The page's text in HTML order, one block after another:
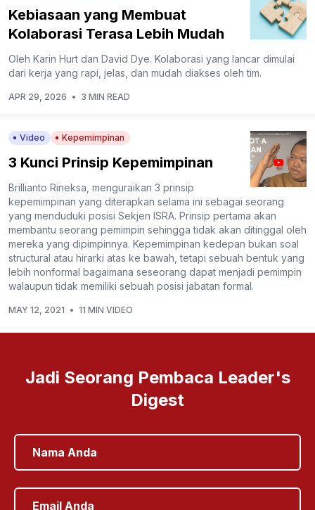
Kebiasaan yang Membuat
Kolaborasi Terasa Lebih Mudah
Oleh Karin Hurt dan David Dye. Kolaborasi yang lancar dimulai
dari kerja yang rapi, jelas, dan mudah diakses oleh tim.
APR 29, 2026 • 3 MIN READ
Video Kepemimpinan
3 Kunci Prinsip Kepemimpinan
Brillianto Rineksa, menguraikan 3 prinsip
kepemimpinan yang diterapkan selama ini sebagai seorang
yang menduduki posisi Sekjen ISRA. Prinsip pertama akan
membantu seorang pemimpin sehingga tidak akan ditinggal oleh
mereka yang dipimpinnya. Kepemimpinan kedepan bukan soal
structural atau hirarki atas ke bawah, tetapi sebuah bentuk yang
lebih nonformal bagaimana seseorang dapat menjadi pemimpin
walaupun tidak memiliki sebuah posisi jabatan formal.
MAY 12, 2021 • 11 MIN VIDEO
Jadi Seorang Pembaca Leader's
Digest